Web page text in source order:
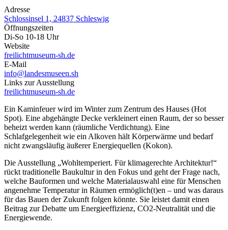
Adresse
Schlossinsel 1, 24837 Schleswig
Öffnungszeiten
Di-So 10-18 Uhr
Website
freilichtmuseum-sh.de
E-Mail
info@landesmuseen.sh
Links zur Ausstellung
freilichtmuseum-sh.de
Ein Kaminfeuer wird im Winter zum Zentrum des Hauses (Hot
Spot). Eine abgehängte Decke verkleinert einen Raum, der so besser
beheizt werden kann (räumliche Verdichtung). Eine
Schlafgelegenheit wie ein Alkoven hält Körperwärme und bedarf
nicht zwangsläufig äußerer Energiequellen (Kokon).
Die Ausstellung „Wohltemperiert. Für klimagerechte Architektur!“
rückt traditionelle Baukultur in den Fokus und geht der Frage nach,
welche Bauformen und welche Materialauswahl eine für Menschen
angenehme Temperatur in Räumen ermöglich(t)en – und was daraus
für das Bauen der Zukunft folgen könnte. Sie leistet damit einen
Beitrag zur Debatte um Energieeffizienz, CO2-Neutralität und die
Energiewende.